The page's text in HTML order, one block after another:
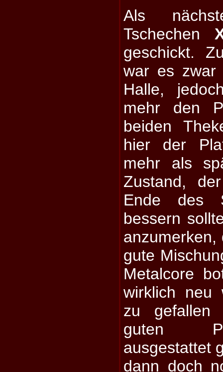
Als
Tschechen
geschickt.
war es zwar
Halle,
mehr den
beiden
hier der
mehr als
Zustand,
Ende
bessern
anzumerken,
gute
Metalcore
wirklich neu
zu gefallen
guten
ausgestattet
dann doch